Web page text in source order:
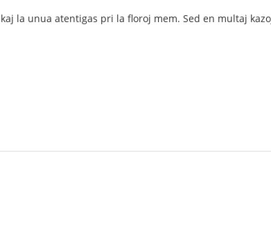
la unua atentigas pri la floroj mem. Sed en multaj